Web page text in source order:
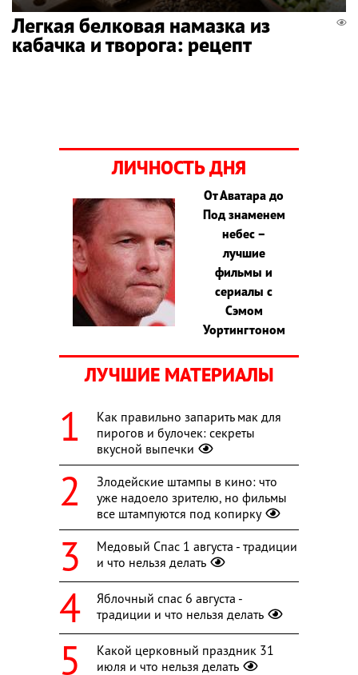
Легкая белковая намазка из
кабачка и творога: рецепт
ЛИЧНОСТЬ ДНЯ
От Аватара до
Под знаменем
небес –
лучшие
фильмы и
сериалы с
Сэмом
Уортингтоном
ЛУЧШИЕ МАТЕРИАЛЫ
Как правильно запарить мак для
пирогов и булочек: секреты
вкусной выпечки
Злодейские штампы в кино: что
уже надоело зрителю, но фильмы
все штампуются под копирку
Медовый Спас 1 августа - традиции
и что нельзя делать
Яблочный спас 6 августа -
традиции и что нельзя делать
Какой церковный праздник 31
июля и что нельзя делать